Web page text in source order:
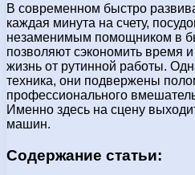
В современном быстро
каждая минута на счету,
незаменимым помощником в
позволяют сэкономить время
жизнь от рутинной работы.
техника, они подвержены
профессионального
Именно здесь на сцену
машин.
Содержание статьи: